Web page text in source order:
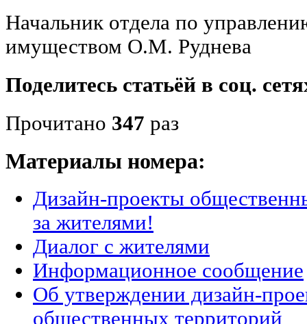
Начальник отдела по
имуществом О.М. Руднева
Поделитесь статьёй в соц.
Прочитано 347 раз
Материалы номера:
Дизайн-проекты
за жителями!
Диалог с жителями
Информационное сообщение
Об утверждении дизайн-
общественных территорий